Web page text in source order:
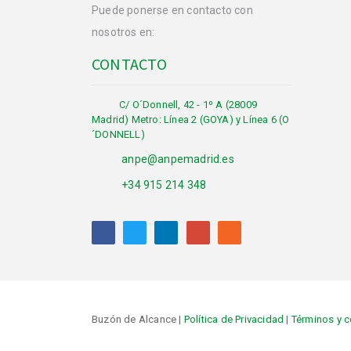
Puede ponerse en contacto con
nosotros en:
CONTACTO
C/ O´Donnell, 42 - 1º A (28009
Madrid) Metro: Línea 2 (GOYA) y Línea 6 (O
´DONNELL)
anpe@anpemadrid.es
+34 915 214 348
Buzón de Alcance | Política de Privacidad |Términos y